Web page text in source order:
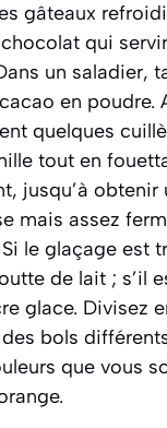
gâteaux
qui
un saladier,
en poudre.
quelques
tout en
jusqu’à
mais assez
le glaçage est
de lait ; s’il
glace. Divisez
bols
que vous